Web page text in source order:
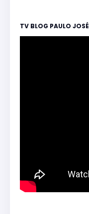
TV BLOG PAULO JOSÉ